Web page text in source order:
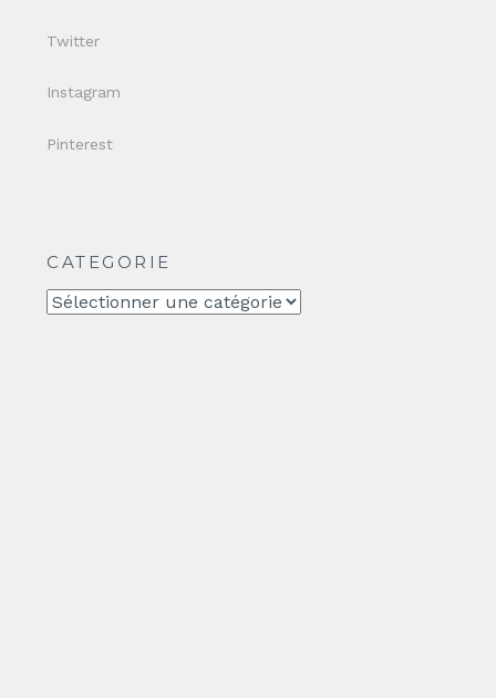
Twitter
Instagram
Pinterest
CATEGORIE
CATEGORIE